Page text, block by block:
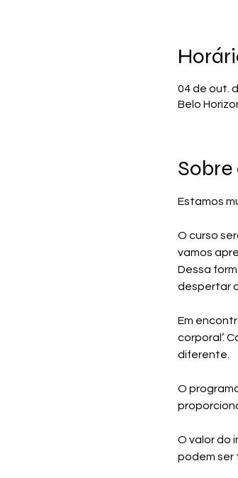
04 de out.
Belo
Estamos
O curso
vamos
Dessa
despertar
Em
corporal’.
diferente.
O
O valor do
podem ser